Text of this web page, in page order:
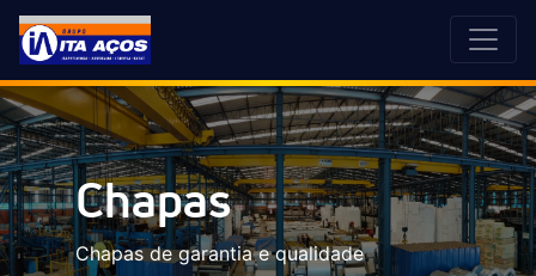
Chapas
Chapas de garantia e qualidade